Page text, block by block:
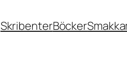
SkribenterBöcker